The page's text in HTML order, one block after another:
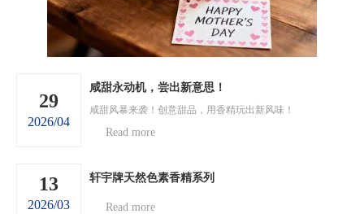
29
2026/04
咸甜永动机，尝出新意思！
咸甜风暴来袭！创意甜品，用香精玩出新风味！
Read more
13
2026/03
轩宇牌天然色素香精系列
Read more